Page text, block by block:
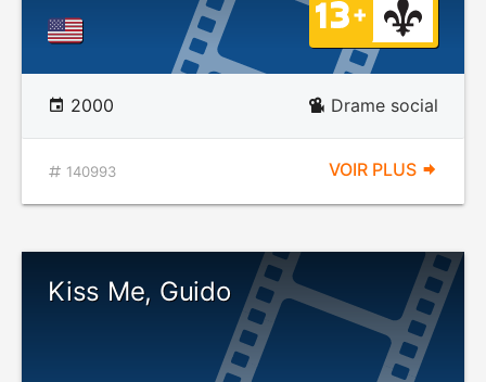
2000 Drame social
140993 VOIR PLUS
Kiss Me, Guido